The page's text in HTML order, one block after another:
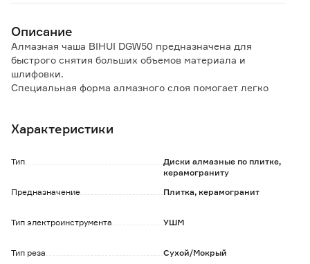
Описание
Алмазная чаша BIHUI DGW50 предназначена для
быстрого снятия больших объемов материала и
шлифовки.
Специальная форма алмазного слоя помогает легко
вибрации и улучшения охлаждения инструмента.
трудно доступных местах.
средства защиты дыхания, зрения и слуха.
Характеристики
Тип
Диски алмазные по плитке,
керамограниту
Предназначение
Плитка, керамогранит
Тип электроинструмента УШМ
Тип реза Сухой/Мокрый